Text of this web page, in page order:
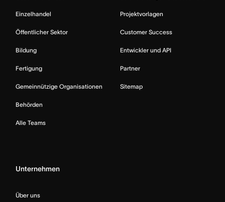
Einzelhandel
Öffentlicher Sektor
Bildung
Fertigung
Gemeinnützige Organisationen
Behörden
Alle Teams
Projektvorlagen
Customer Success
Entwickler und API
Partner
Sitemap
Unternehmen
Über uns